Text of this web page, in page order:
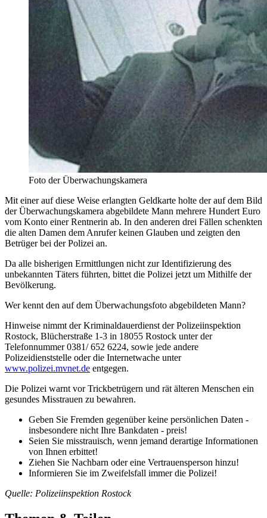
Foto der Überwachungskamera
Mit einer auf diese Weise erlangten Geldkarte holte der auf dem Bild
der Überwachungskamera abgebildete Mann mehrere Hundert Euro
vom Konto einer Rentnerin ab. In den anderen drei Fällen schenkten
die alten Damen dem Anrufer keinen Glauben und zeigten den
Betrüger bei der Polizei an.
Da alle bisherigen Ermittlungen nicht zur Identifizierung des
unbekannten Täters führten, bittet die Polizei jetzt um Mithilfe der
Bevölkerung.
Wer kennt den auf dem Überwachungsfoto abgebildeten Mann?
Hinweise nimmt der Kriminaldauerdienst der Polizeiinspektion
Rostock, Blücherstraße 1-3 in 18055 Rostock unter der
Telefonnummer 0381/ 652 6224, sowie jede andere
Polizeidienststelle oder die Internetwache unter
www.polizei.mvnet.de entgegen.
Die Polizei warnt vor Trickbetrügern und rät älteren Menschen ein
gesundes Misstrauen zu bewahren.
Geben Sie Fremden gegenüber keine persönlichen Daten -
insbesondere nicht Ihre Bankdaten - preis!
Seien Sie misstrauisch, wenn jemand derartige Informationen
von Ihnen erbittet!
Ziehen Sie Nachbarn oder eine Vertrauensperson hinzu!
Informieren Sie im Zweifelsfall immer die Polizei!
Quelle: Polizeiinspektion Rostock